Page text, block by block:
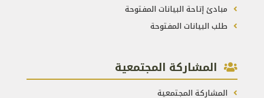
مبادئ إتاحة البيانات المفتوحة
طلب البيانات المفتوحة
المشاركة المجتمعية
المشاركة المجتمعية